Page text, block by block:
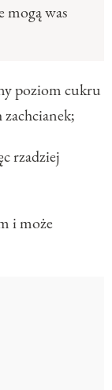
mogą was
poziom cukru
rzadziej
i może